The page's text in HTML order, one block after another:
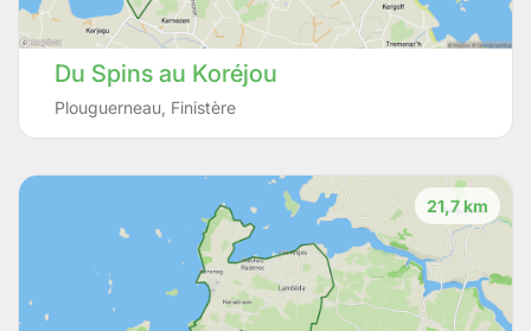
Du Spins au Koréjou
Plouguerneau Finistère
21,7 km